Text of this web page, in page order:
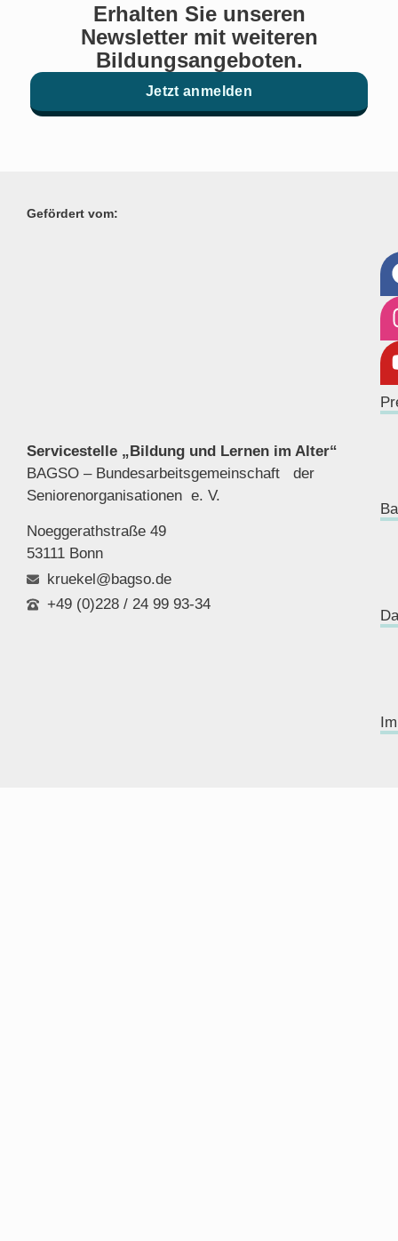
Erhalten Sie unseren
Newsletter mit weiteren
Bildungsangeboten.
Jetzt anmelden
Gefördert vom:
Servicestelle „Bildung und Lernen im Alter“
BAGSO – Bundesarbeitsgemeinschaft der
Seniorenorganisationen e. V.
Noeggerathstraße 49
53111 Bonn
kruekel@bagso.de
+49 (0)228 / 24 99 93-34